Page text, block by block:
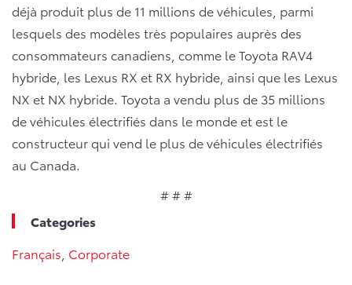
déjà produit plus de 11 millions de véhicules, parmi
lesquels des modèles très populaires auprès des
consommateurs canadiens, comme le Toyota RAV4
hybride, les Lexus RX et RX hybride, ainsi que les Lexus
NX et NX hybride. Toyota a vendu plus de 35 millions
de véhicules électrifiés dans le monde et est le
constructeur qui vend le plus de véhicules électrifiés
au Canada.
# # #
Categories
Français Corporate